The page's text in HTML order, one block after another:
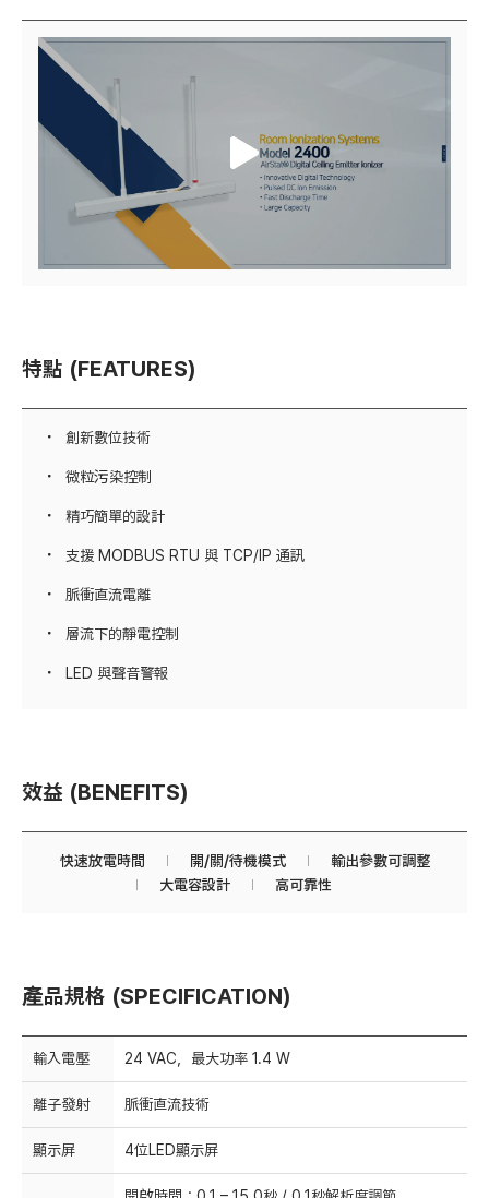
特點 (FEATURES)
創新數位技術
微粒污染控制
精巧簡單的設計
支援 MODBUS RTU 與 TCP/IP 通訊
脈衝直流電離
層流下的靜電控制
LED 與聲音警報
效益 (BENEFITS)
快速放電時間 開/關/待機模式
輸出參數可調整
大電容設計
高可靠性
產品規格 (SPECIFICATION)
輸入電壓 24 VAC，最大功率 1.4 W
離子發射 脈衝直流技術
顯示屏 4位LED顯示屏